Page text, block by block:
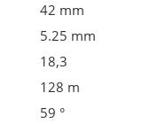
42 mm
5.25 mm
18,3
128 m
59 °